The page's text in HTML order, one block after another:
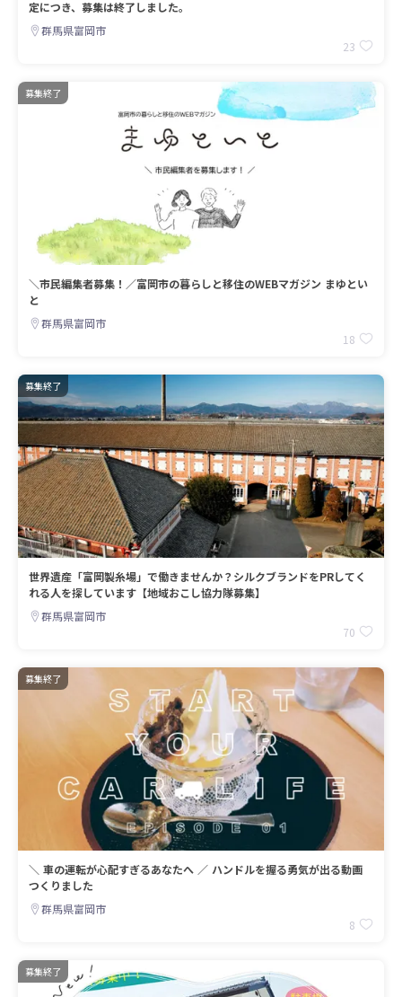
定につき、募集は終了しました。
群馬県富岡市
23
募集終了
＼市民編集者募集！／富岡市の暮らしと移住のWEBマガジン まゆとい
と
群馬県富岡市
18
募集終了
世界遺産「富岡製糸場」で働きませんか？シルクブランドをPRしてく
れる人を探しています【地域おこし協力隊募集】
群馬県富岡市
70
募集終了
＼ 車の運転が心配すぎるあなたへ ／ ハンドルを握る勇気が出る動画
つくりました
群馬県富岡市
8
募集終了